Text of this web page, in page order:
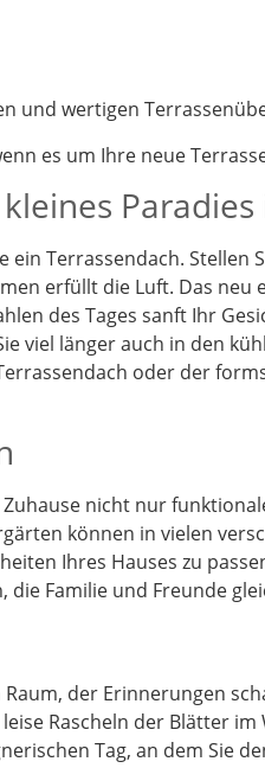
und wertigen
es um Ihre neue
Terrassendach.
erfüllt die Luft. Das
des Tages sanft Ihr
viel länger auch in den
oder der
nicht nur
können in vielen
Ihres Hauses zu
Familie und Freunde
der Erinnerungen
Rascheln der Blätter
Tag, an dem Sie